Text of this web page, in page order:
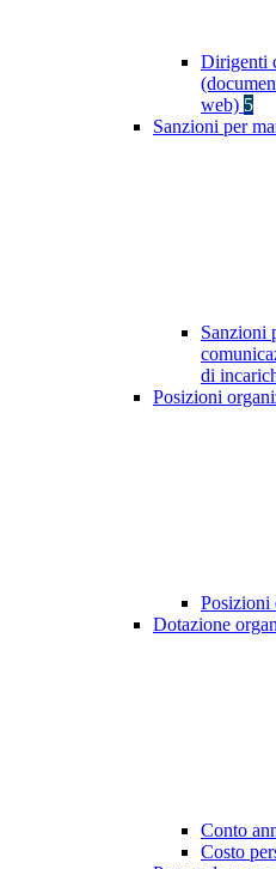
Dirigenti
web) 5
Sanzioni per
Sanzioni
di
Posizioni
Posizioni
Dotazione
Conto
Costo